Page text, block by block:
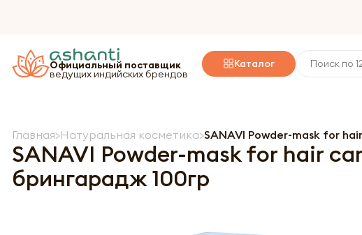
Официальный поставщик
ведущих индийских брендов
Каталог
Главная Натуральная косметика SANAVI Powder-mask for
SANAVI Powder-mask for hair
брингарадж 100гр